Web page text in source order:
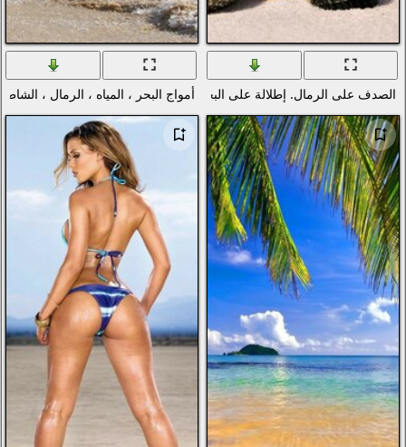
أمواج البحر ، المياه ، الرمال ، الشاطئ ، الشاطئ ، السماء ، والمناظر